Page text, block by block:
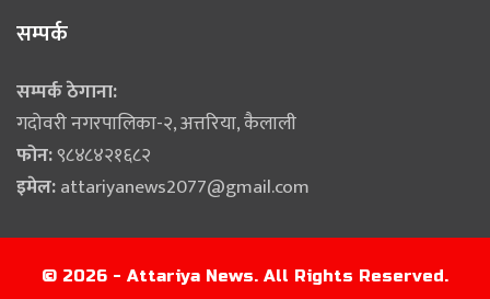
सम्पर्क
सम्पर्क ठेगाना:
गदोवरी नगरपालिका-२, अत्तरिया, कैलाली
फोन:९८४८४२१६८२
इमेल:attariyanews2077@gmail.com
© 2026 - Attariya News. All Rights Reserved.